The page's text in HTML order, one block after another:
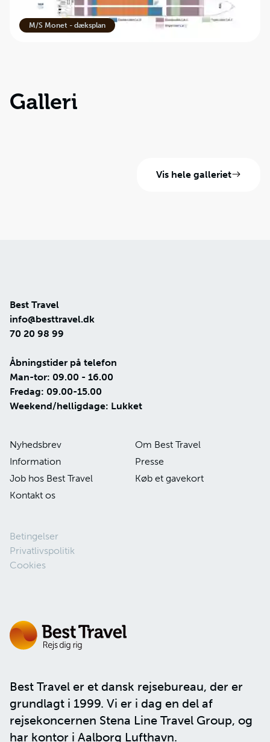
M/S Monet - dæksplan
Galleri
Vis hele galleriet
Best Travel er et dansk rejsebureau, der er
grundlagt i 1999. Vi er i dag en del af
rejsekoncernen Stena Line Travel Group, og
har kontor i Aalborg Lufthavn.
Best Travel
info@besttravel.dk
70 20 98 99
Åbningstider på telefon
Man-tor: 09.00 - 16.00
Fredag: 09.00-15.00
Weekend/helligdage: Lukket
Nyhedsbrev
Om Best Travel
Information
Presse
Job hos Best Travel
Køb et gavekort
Kontakt os
Betingelser
Privatlivspolitik
Cookies